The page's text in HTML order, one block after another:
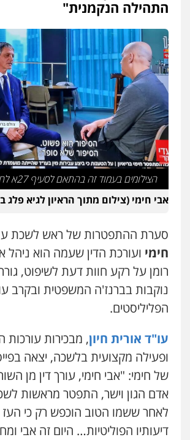
התהילה הנקמנית"
הצילומים בעמוד זה בהתאם לסעיף 27א לחוק זכויות יוצרים
אבי חימי (צילום מתוך הראיון לגיא פלג
סערת ההתפטרות של ראש לשכת
חימי ועורכת הדין שעמה הוא ניהל
רומן על רקע חוות דעת לשיפוט,
נוקבות בברנז'ה המשפטית ובקרב
הפליליסטים.
עו"ד אורית חיון, מבכירות עורכות
ופעילה מקצועית בלשכה, יצאה
של חימי: "אבי חימי, עורך דין מן
אדם הגון וישר, התפטר מראשות
לאחר ששמו הטוב הוכפש רק כי
דיעותיו הפוליטיות… היום זה אבי